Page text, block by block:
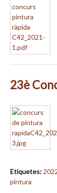
23è
Etiquetes:
pintura